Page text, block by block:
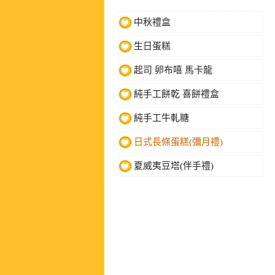
中秋禮盒
生日蛋糕
起司 卵布嘻 馬卡龍
純手工餅乾 喜餅禮盒
純手工牛軋糖
日式長條蛋糕(彌月禮)
夏威夷豆塔(伴手禮)